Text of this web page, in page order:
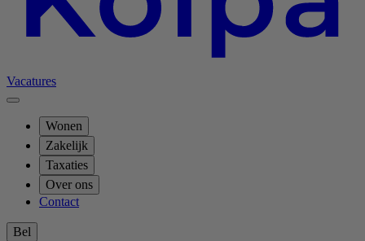
Vacatures
Wonen
Zakelijk
Taxaties
Over ons
Contact
Bel